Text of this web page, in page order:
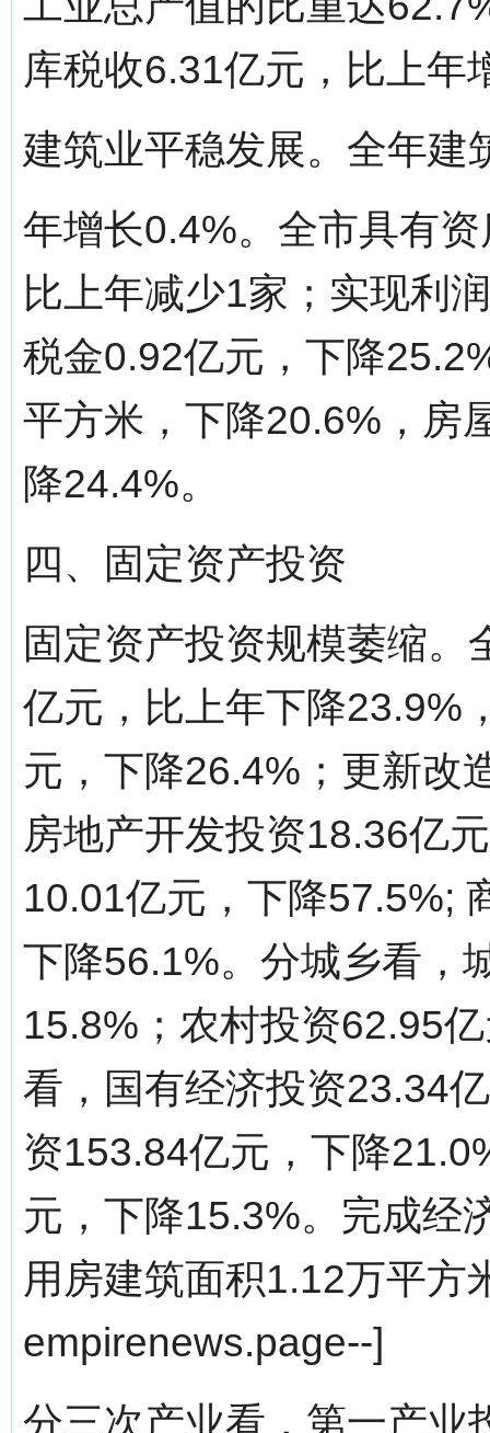
库税收6.31亿元，比上年
建筑业平稳发展。全年建
年增长0.4%。全市具有
比上年减少1家；实现利
税金0.92亿元，下降
平方米，下降20.6%，房
降24.4%。
四、固定资产投资
固定资产投资规模萎缩
亿元，比上年下降23.9%
元，下降26.4%；更新改
房地产开发投资18.36亿
10.01亿元，下降57.5%;
下降56.1%。分城乡看，
15.8%；农村投资62.95
看，国有经济投资23.34
资153.84亿元，下降
元，下降15.3%。完成经
用房建筑面积1.12万平方
empirenews.page--]
分三次产业看，第一产业